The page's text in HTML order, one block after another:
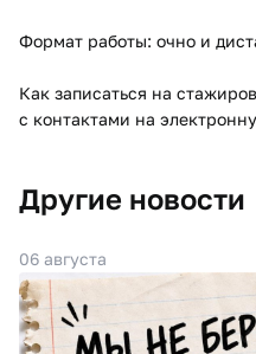
Формат работы: очно и
Как записаться на
с контактами на
Другие новости
06 августа